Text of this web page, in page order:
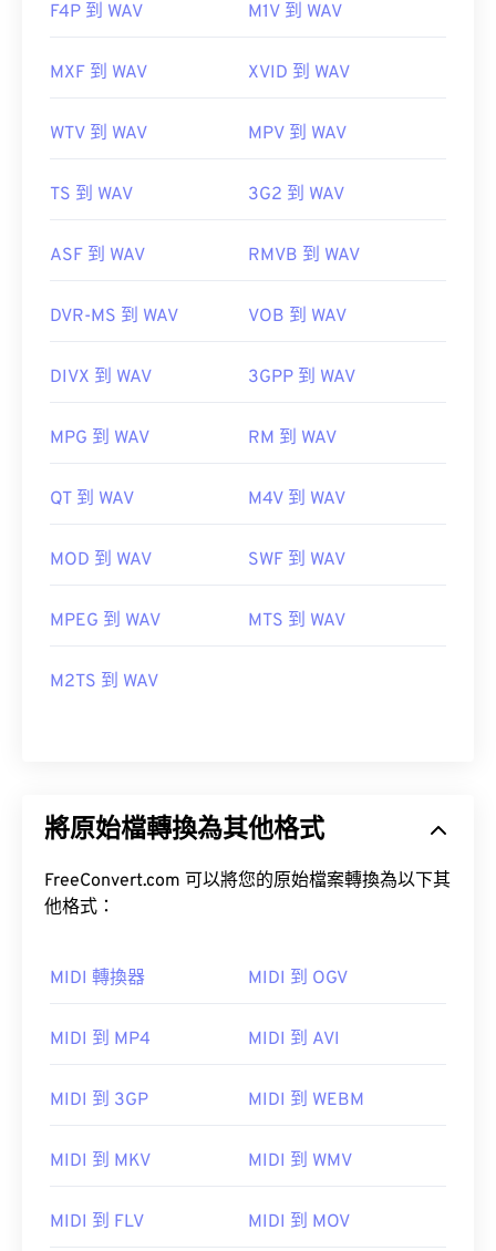
F4P 到 WAV M1V 到 WAV
MXF 到 WAV XVID 到 WAV
WTV 到 WAV MPV 到 WAV
TS 到 WAV 3G2 到 WAV
ASF 到 WAV RMVB 到 WAV
DVR-MS 到 WAV VOB 到 WAV
DIVX 到 WAV 3GPP 到 WAV
MPG 到 WAV RM 到 WAV
QT 到 WAV M4V 到 WAV
MOD 到 WAV SWF 到 WAV
MPEG 到 WAV MTS 到 WAV
M2TS 到 WAV
將原始檔轉換為其他格式
FreeConvert.com 可以將您的原始檔案轉換為以下其
他格式：
MIDI 轉換器 MIDI 到 OGV
MIDI 到 MP4 MIDI 到 AVI
MIDI 到 3GP MIDI 到 WEBM
MIDI 到 MKV MIDI 到 WMV
MIDI 到 FLV MIDI 到 MOV